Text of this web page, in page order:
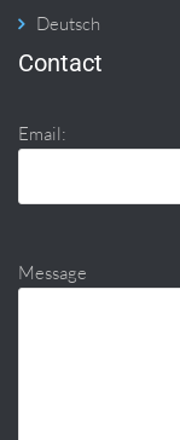
Deutsch
Contact
Email:
Message